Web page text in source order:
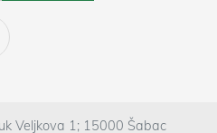
Veljkova 1; 15000 Šabac